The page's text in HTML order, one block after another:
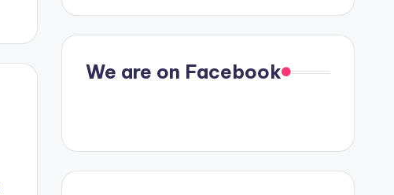
We are on Facebook